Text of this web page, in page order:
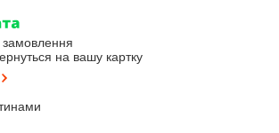
на вашу картку